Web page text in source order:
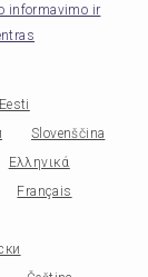
informavimo ir
Eesti
Slovenščina
Ελληνικά
Français